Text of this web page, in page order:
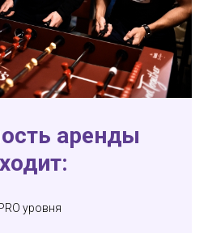
аренды
уровня